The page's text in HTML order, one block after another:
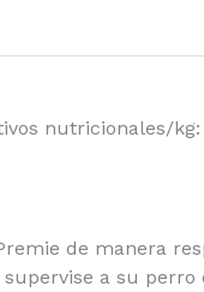
nutricionales/
de manera
a su